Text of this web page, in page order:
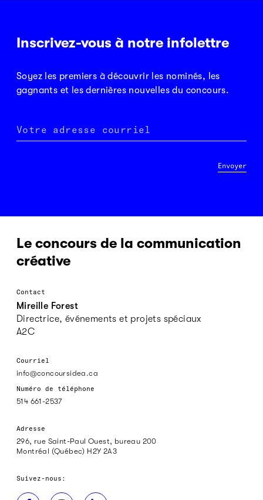
Inscrivez-vous à notre infolettre
Soyez les premiers à découvrir les nominés, les
gagnants et les dernières nouvelles du concours.
Votre adresse courriel
Envoyer
Le concours de la communication
créative
Contact
Mireille Forest
Directrice, événements et projets spéciaux
A2C
Courriel
info@concoursidea.ca
Numéro de téléphone
514 661-2537
Adresse
296, rue Saint-Paul Ouest, bureau 200
Montréal (Québec) H2Y 2A3
Suivez-nous: